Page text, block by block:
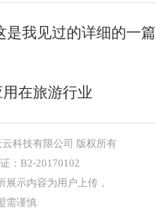
是我见过的详细的一篇
在旅游行业
科技有限公司 版权所有
：B2-20170102
示内容为用户上传，
需谨慎